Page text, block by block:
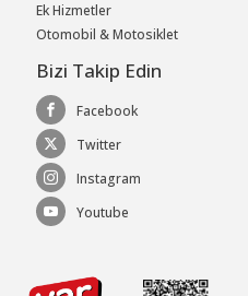
Ek Hizmetler
Otomobil & Motosiklet
Bizi Takip Edin
Facebook
Twitter
Instagram
Youtube